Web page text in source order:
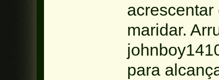
maridar.
para